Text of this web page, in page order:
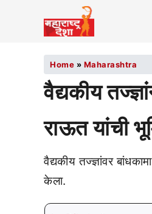
Home » Maharashtra
वैद्यकीय
राऊत यांची
वैद्यकीय तज्ज्ञांवर
केला.